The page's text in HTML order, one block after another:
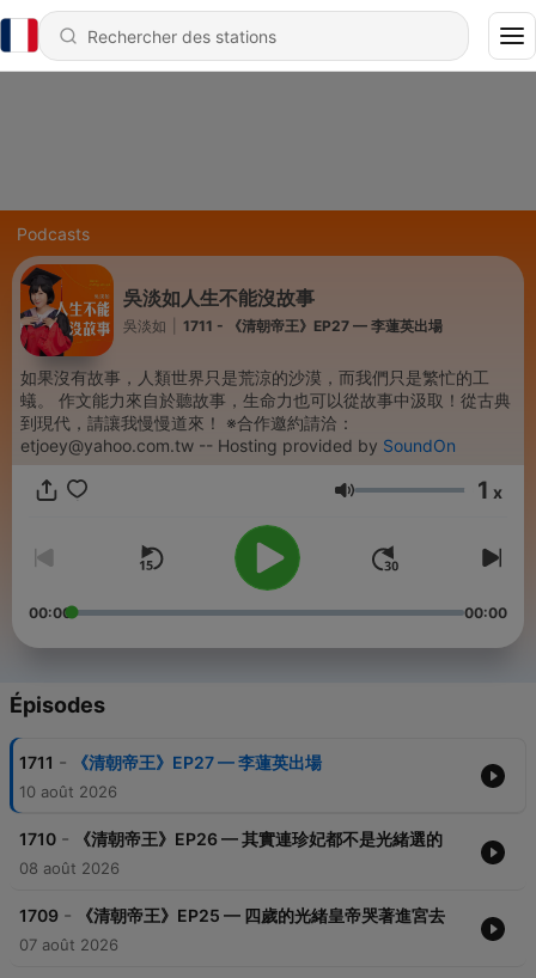
Podcasts
吳淡如人生不能沒故事
吳淡如 1711 - 《清朝帝王》EP27 — 李蓮英出場
如果沒有故事，人類世界只是荒涼的沙漠，而我們只是繁忙的工
蟻。 作文能力來自於聽故事，生命力也可以從故事中汲取！從古典
到現代，請讓我慢慢道來！ ※合作邀約請洽：
etjoey@yahoo.com.tw -- Hosting provided by SoundOn
Volume 1 x
00:00 00:00
Épisodes
1711 - 《清朝帝王》EP27 — 李蓮英出場
10 août 2026
1710 - 《清朝帝王》EP26 — 其實連珍妃都不是光緒選的
08 août 2026
1709 - 《清朝帝王》EP25 — 四歲的光緒皇帝哭著進宮去
07 août 2026